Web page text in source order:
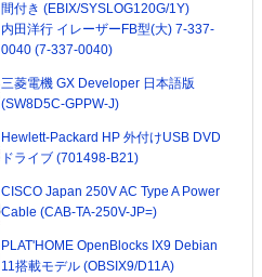
間付き (EBIX/SYSLOG120G/1Y)
内田洋行 イレーザーFB型(大) 7-337-
0040 (7-337-0040)
三菱電機 GX Developer 日本語版
(SW8D5C-GPPW-J)
Hewlett-Packard HP 外付けUSB DVD
ドライブ (701498-B21)
CISCO Japan 250V AC Type A Power
Cable (CAB-TA-250V-JP=)
PLAT'HOME OpenBlocks IX9 Debian
11搭載モデル (OBSIX9/D11A)